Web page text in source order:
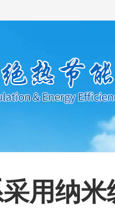
用纳